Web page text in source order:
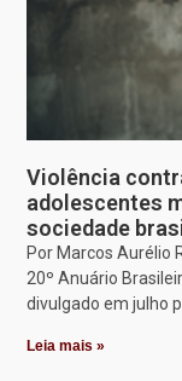
Violência
adolescentes
sociedade
Por Marcos Aurélio
20º Anuário
divulgado em julho
Leia mais »